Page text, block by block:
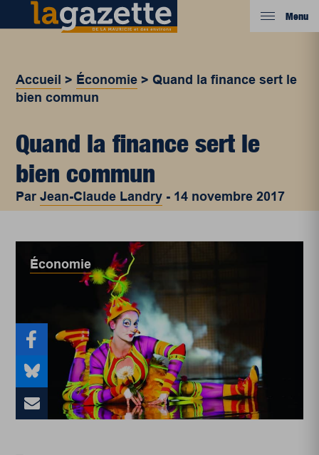
Menu
Accueil > Économie >Quand la finance sert le
bien commun
Quand la finance sert le
bien commun
ParJean-Claude Landry - 14 novembre 2017
Économie